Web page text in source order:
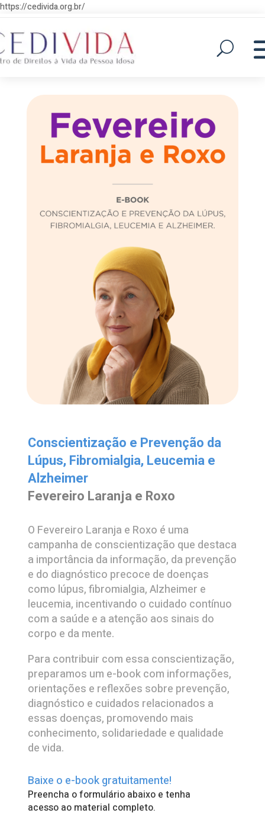
https://cedivida.org.br/
Conscientização e Prevenção da
Lúpus, Fibromialgia, Leucemia e
Alzheimer
Fevereiro Laranja e Roxo
O Fevereiro Laranja e Roxo é uma
campanha de conscientização que destaca
a importância da informação, da prevenção
e do diagnóstico precoce de doenças
como lúpus, fibromialgia, Alzheimer e
leucemia, incentivando o cuidado contínuo
com a saúde e a atenção aos sinais do
corpo e da mente.
Para contribuir com essa conscientização,
preparamos um e-book com informações,
orientações e reflexões sobre prevenção,
diagnóstico e cuidados relacionados a
essas doenças, promovendo mais
conhecimento, solidariedade e qualidade
de vida.
Baixe o e-book gratuitamente!
Preencha o formulário abaixo e tenha
acesso ao material completo.